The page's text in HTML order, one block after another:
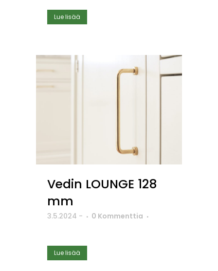
Lue lisää
Vedin LOUNGE 128
mm
3.5.2024 - 0 Kommenttia
Lue lisää